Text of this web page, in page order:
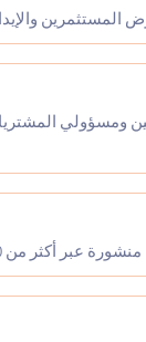
المستثمرين
ومسؤولي